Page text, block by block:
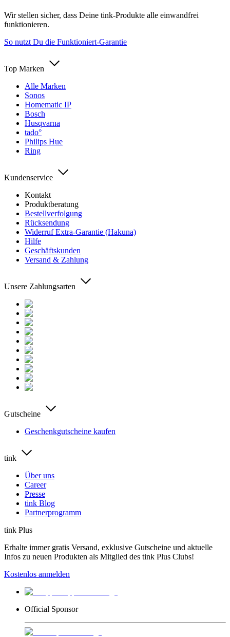
Wir stellen sicher, dass Deine tink-Produkte alle einwandfrei
funktionieren.
So nutzt Du die Funktioniert-Garantie
Top Marken
Alle Marken
Sonos
Homematic IP
Bosch
Husqvarna
tado°
Philips Hue
Ring
Kundenservice
Kontakt
Produktberatung
Bestellverfolgung
Rücksendung
Widerruf Extra-Garantie (Hakuna)
Hilfe
Geschäftskunden
Versand & Zahlung
Unsere Zahlungsarten
Gutscheine
Geschenkgutscheine kaufen
tink
Über uns
Career
Presse
tink Blog
Partnerprogramm
tink Plus
Erhalte immer gratis Versand, exklusive Gutscheine und aktuelle
Infos zu neuen Produkten als Mitglied des tink Plus Clubs!
Kostenlos anmelden
Official Sponsor